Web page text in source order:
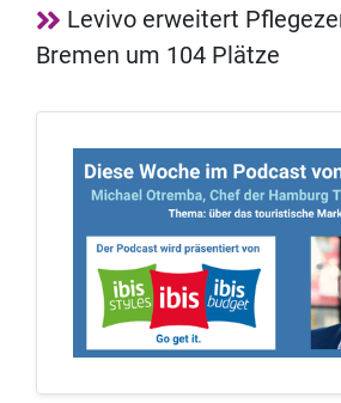
Levivo erweitert
Bremen um 104 Plätze